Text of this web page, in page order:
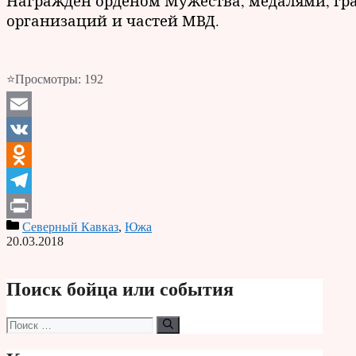
организаций и частей МВД.
⭐Просмотры: 192
Email
VK
Odnoklassniki
Telegram
PrintСеверный Кавказ, Южа
20.03.2018
Поиск бойца или события
Поиск: